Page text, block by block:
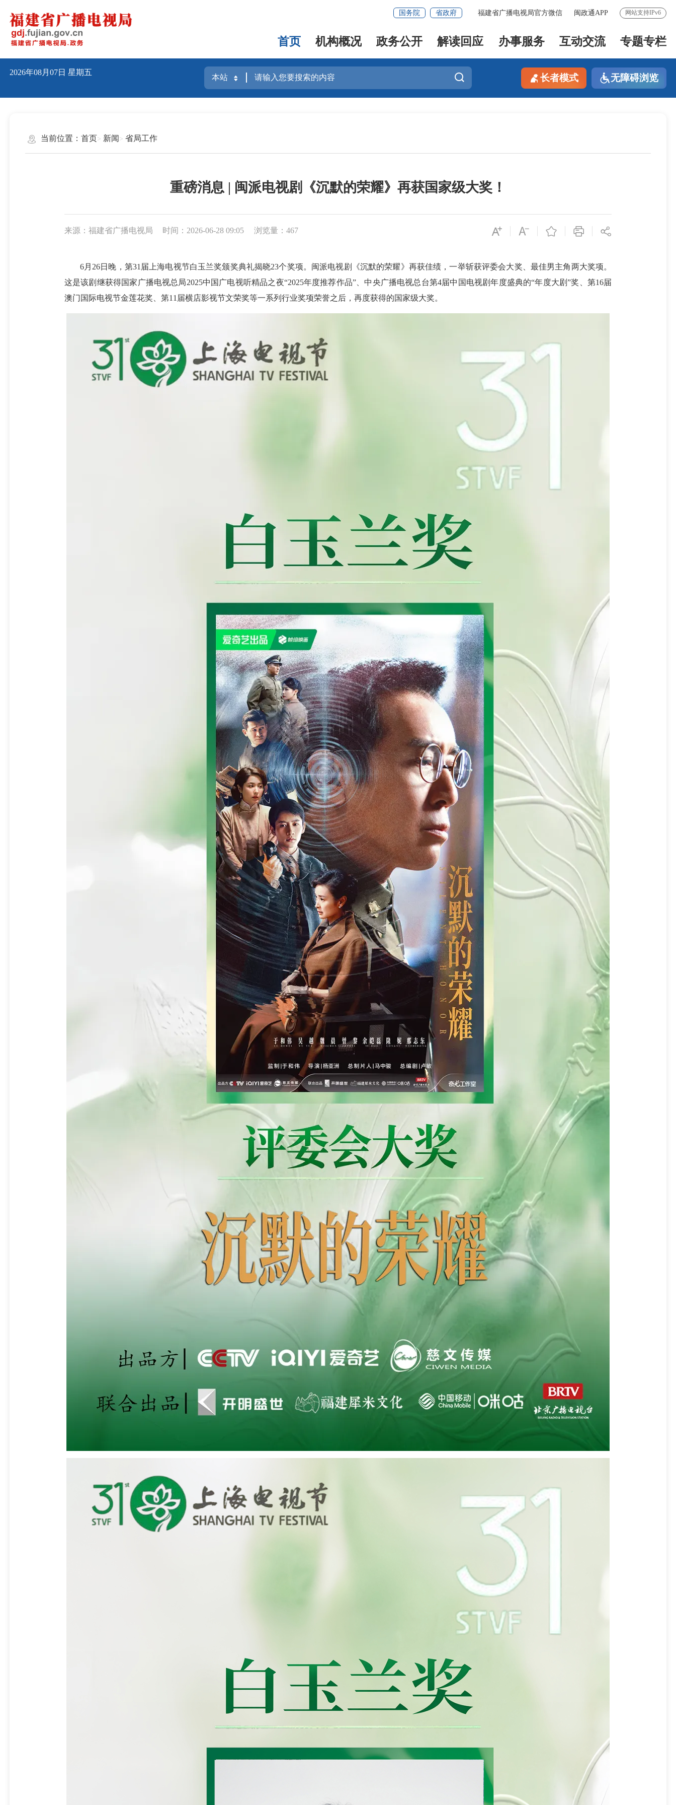
国务院 省政府 福建省广播电视局官方微信 闽政通APP 网站支持IPv6
首页 机构概况 政务公开 解读回应 办事服务 互动交流 专题专栏
2026年08月07日 星期五
长者模式 无障碍浏览
当前位置： 首页 新闻 省局工作
重磅消息 | 闽派电视剧《沉默的荣耀》再获国家级大奖！
来源：福建省广播电视局 时间：2026-06-28 09:05 浏览量：467
6月26日晚，第31届上海电视节白玉兰奖颁奖典礼揭晓23个奖项。闽派电视剧《沉默的荣耀》再获佳绩，一举斩获评委会大奖、最佳男主角两大奖项。
这是该剧继获得国家广播电视总局2025中国广电视听精品之夜“2025年度推荐作品”、中央广播电视总台第4届中国电视剧年度盛典的“年度大剧”奖、第16届
澳门国际电视节金莲花奖、第11届横店影视节文荣奖等一系列行业奖项荣誉之后，再度获得的国家级大奖。